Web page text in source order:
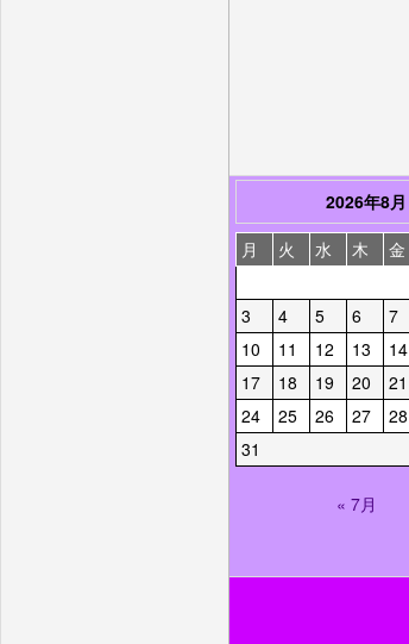
2026年8月
月
火 水 木 金
3
4 5 6 7
10
11 12 13 14
17
18 19 20 21
24
25 26 27 28
31
« 7月